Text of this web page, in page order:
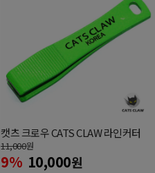
캣츠 크로우 CATS CLAW 라인커터
11,000원
9% 10,000원